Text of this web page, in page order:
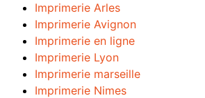
Imprimerie Arles
Imprimerie Avignon
Imprimerie en ligne
Imprimerie Lyon
Imprimerie marseille
Imprimerie Nimes